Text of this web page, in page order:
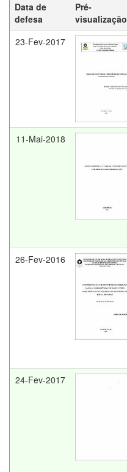
Data de
defesa
Pré-
visualização
23-Fev-2017
11-Mai-2018
26-Fev-2016
24-Fev-2017